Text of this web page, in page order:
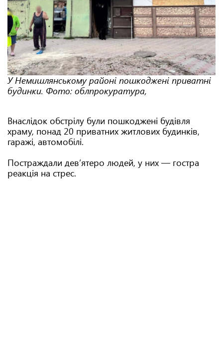
У Немишлянському районі пошкоджені приватні
будинки. Фото: облпрокуратура,
Внаслідок обстрілу були пошкоджені будівля
храму, понад 20 приватних житлових будинків,
гаражі, автомобілі.
Постраждали дев’ятеро людей, у них — гостра
реакція на стрес.